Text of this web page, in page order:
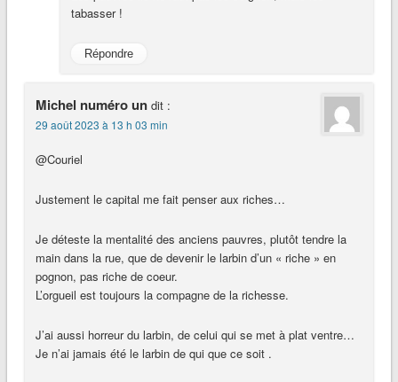
tabasser !
Répondre
Michel numéro un dit :
29 août 2023 à 13 h 03 min
@Couriel
Justement le capital me fait penser aux riches…
Je déteste la mentalité des anciens pauvres, plutôt tendre la
main dans la rue, que de devenir le larbin d’un « riche » en
pognon, pas riche de coeur.
L’orgueil est toujours la compagne de la richesse.
J’ai aussi horreur du larbin, de celui qui se met à plat ventre…
Je n’ai jamais été le larbin de qui que ce soit .